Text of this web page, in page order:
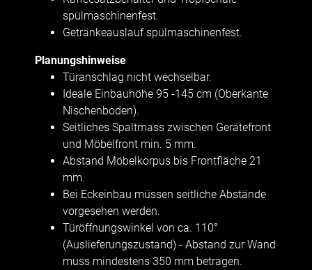
spülmaschinenfest.
Getränkeauslauf spülmaschinenfest.
Planungshinweise
Türanschlag nicht wechselbar.
Ideale Einbauhöhe 95 -145 cm (Oberkante
Nischenboden).
Seitliches Spaltmass zwischen Gerätefront
und Möbelfront min. 5 mm.
Abstand Möbelkorpus bis Frontfläche 21
mm.
Bei Eckeinbau müssen seitliche Abstände
vorgesehen werden.
Türöffnungswinkel von ca. 110°
(Auslieferungszustand) - Abstand zur Wand
muss mindestens 350 mm betragen.